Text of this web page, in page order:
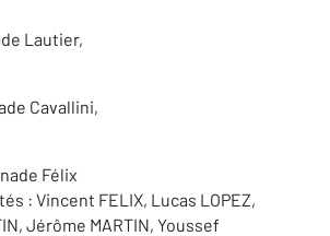
Lautier,
Cavallini,
Félix
: Vincent FELIX, Lucas LOPEZ,
Jérôme MARTIN, Youssef